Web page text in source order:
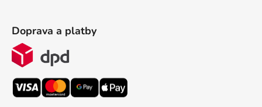
Doprava a platby